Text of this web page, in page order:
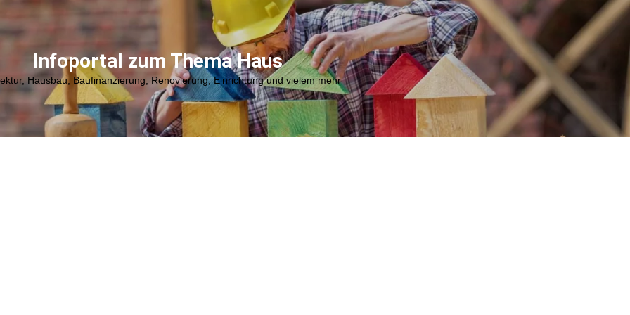
Infoportal zum Thema Haus
Hausbau, Baufinanzierung, Renovierung, Einrichtung und vielem mehr